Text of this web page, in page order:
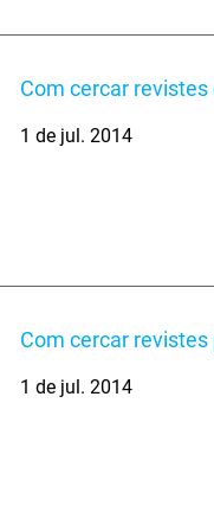
Com cercar
1 de jul. 2014
Com cercar
1 de jul. 2014